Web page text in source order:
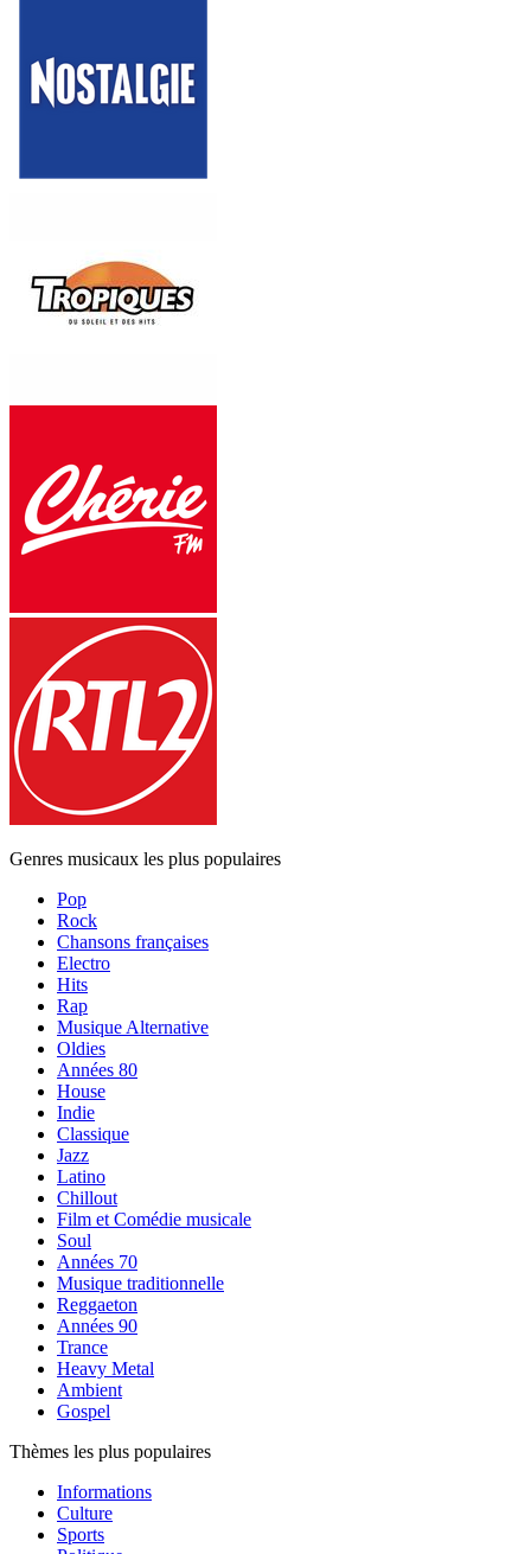
Genres musicaux les plus populaires
Pop
Rock
Chansons françaises
Electro
Hits
Rap
Musique Alternative
Oldies
Années 80
House
Indie
Classique
Jazz
Latino
Chillout
Film et Comédie musicale
Soul
Années 70
Musique traditionnelle
Reggaeton
Années 90
Trance
Heavy Metal
Ambient
Gospel
Thèmes les plus populaires
Informations
Culture
Sports